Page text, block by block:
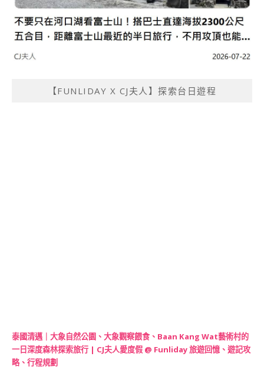
【FUNLIDAY X CJ夫人】探索台日遊程
泰國清邁｜大象自然公園、大象觀察餵食、Baan Kang Wat藝術村的
一日深度森林探索旅行 | CJ夫人愛度假 @ Funliday 旅遊回憶、遊記攻
略、行程規劃